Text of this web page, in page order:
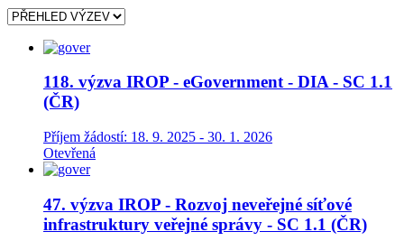
118. výzva IROP - eGovernment - DIA - SC 1.1
(ČR)
Příjem žádostí: 18. 9. 2025 - 30. 1. 2026
Otevřená
47. výzva IROP - Rozvoj neveřejné síťové
infrastruktury veřejné správy - SC 1.1 (ČR)